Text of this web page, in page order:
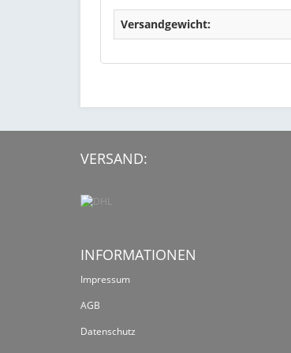
Versandgewicht:
VERSAND:
INFORMATIONEN
Impressum
AGB
Datenschutz